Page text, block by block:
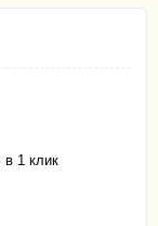
в 1 клик